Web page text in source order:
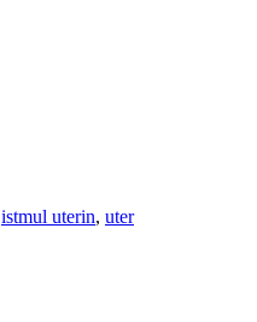
istmul uterin, uter